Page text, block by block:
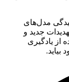
مدل‌های
جدید و
از یادگیری